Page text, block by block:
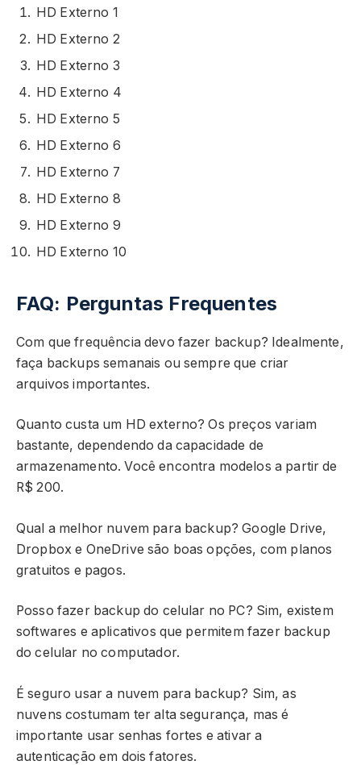
HD Externo 1
HD Externo 2
HD Externo 3
HD Externo 4
HD Externo 5
HD Externo 6
HD Externo 7
HD Externo 8
HD Externo 9
HD Externo 10
FAQ: Perguntas Frequentes
Com que frequência devo fazer backup? Idealmente,
faça backups semanais ou sempre que criar
arquivos importantes.
Quanto custa um HD externo? Os preços variam
bastante, dependendo da capacidade de
armazenamento. Você encontra modelos a partir de
R$ 200.
Qual a melhor nuvem para backup? Google Drive,
Dropbox e OneDrive são boas opções, com planos
gratuitos e pagos.
Posso fazer backup do celular no PC? Sim, existem
softwares e aplicativos que permitem fazer backup
do celular no computador.
É seguro usar a nuvem para backup? Sim, as
nuvens costumam ter alta segurança, mas é
importante usar senhas fortes e ativar a
autenticação em dois fatores.